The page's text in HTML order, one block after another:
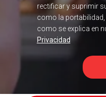
rectificar y suprimir
como la
como se explica en
Privacidad